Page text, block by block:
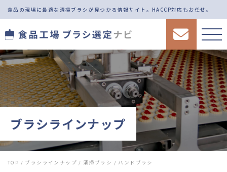
食品の現場に最適な清掃ブラシが見つかる情報サイト。 HACCP対応もお任せ。
ブラシラインナップ
TOP / ブラシラインナップ / 清掃ブラシ / ハンドブラシ